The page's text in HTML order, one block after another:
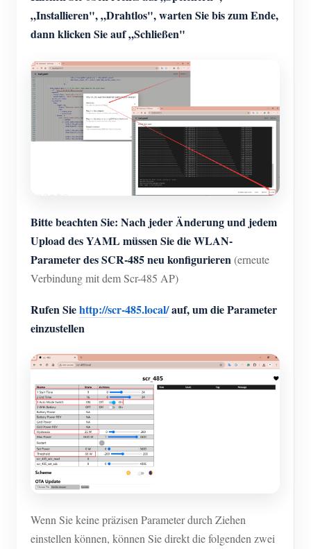
„Installieren", „Drahtlos", warten Sie bis zum Ende,
dann klicken Sie auf „Schließen"
Bitte beachten Sie: Nach jeder Änderung und jedem
Upload des YAML müssen Sie die WLAN-
Parameter des SCR-485 neu konfigurieren(erneute
Verbindung mit dem Scr-485 AP)
Rufen Siehttp://scr-485.local/auf, um die Parameter
einzustellen
Wenn Sie keine präzisen Parameter durch Ziehen
einstellen können, können Sie direkt die folgenden zwei